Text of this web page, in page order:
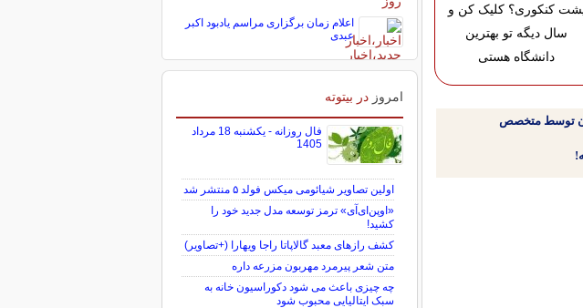
کنکوری؟ کلیک کن و
سال دیگه تو بهترین
دانشگاه هستی
توسط متخصص
اعلام زمان برگزاری مراسم یادبود اکبر
عبدی
امروز در بیتوته
فال روزانه - یکشنبه 18 مرداد
1405
اولین تصاویر شیائومی میکس فولد ۵ منتشر شد
«اوپن‌ای‌آی» ترمز توسعه مدل جدید خود را
کشید!
کشف رازهای معبد گالاپاتا راجا ویهارا (+تصاویر)
متن شعر پیرمرد مهربون مزرعه داره
چه چیزی باعث می شود دکوراسیون خانه به
سبک ایتالیایی محبوب شود